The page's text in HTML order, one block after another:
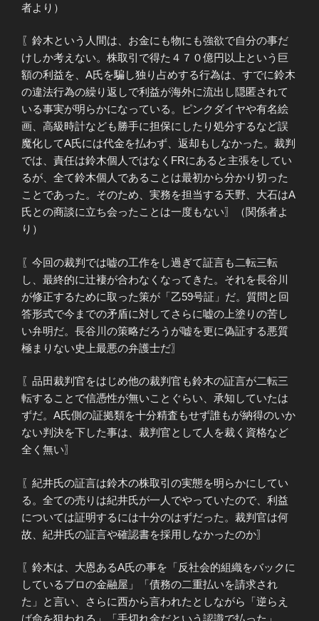
者より）
〖鈴木という人間は、お金にも物にも強欲で自分の事だ
けしか考えない。株取引で得た４７０億円以上という巨
額の利益を、A氏を騙し独り占めする行為は、すでに鈴木
の違法行為の繰り返しで利益が海外に流出し隠匿されて
いる事実が明らかになっている。ピンクダイヤや有名絵
画、高級時計なども勝手に担保にしたり処分するなど誤
魔化してA氏には代金を払わず、返却もしなかった。裁判
では、責任は鈴木個人ではなくFRにあると主張をしてい
るが、全て鈴木個人であることは最初から分かり切った
ことであった。そのため、実務を担当する天野、大石はA
氏との商談に立ち会ったことは一度もない〗（関係者よ
り）
〖今回の裁判では嘘の工作をし過ぎて証言も二転三転
し、最終的に辻褄が合わなくなってきた。それを長谷川
が修正するために取った策が「乙59号証」だ。質問と回
答形式で今までの矛盾に対してさらに嘘の上塗りの苦し
い弁明だ。長谷川の策略だろうが嘘を更に偽証する悪質
極まりない史上最悪の弁護士だ〗
〖品田裁判官をはじめ他の裁判官も鈴木の証言が二転三
転することで信憑性が無いことぐらい、承知していたは
ずだ。A氏側の証拠類を十分精査もせず誰もが納得のいか
ない判決を下した事は、裁判官として人を裁く資格など
全く無い〗
〖紀井氏の証言は鈴木の株取引の実態を明らかにしてい
る。全ての売りは紀井氏が一人でやっていたので、利益
については証明するには十分のはずだった。裁判官は何
故、紀井氏の証言や確認書を採用しなかったのか〗
〖鈴木は、大恩あるA氏の事を「反社会的組織をバックに
しているプロの金融屋」「債務の二重払いを請求され
た」と言い、さらに西から言われたとしながら「逆らえ